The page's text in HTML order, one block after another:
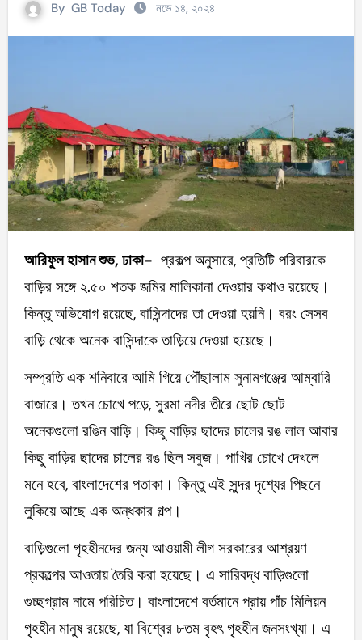
By GB Today নভে ১৪, ২০২৪
আরিফুল হাসান শুভ, ঢাকা- প্রকল্প অনুসারে, প্রতিটি পরিবারকে
বাড়ির সঙ্গে ২.৫০ শতক জমির মালিকানা দেওয়ার কথাও রয়েছে।
কিন্তু অভিযোগ রয়েছে, বাসিন্দাদের তা দেওয়া হয়নি। বরং সেসব
বাড়ি থেকে অনেক বাসিন্দাকে তাড়িয়ে দেওয়া হয়েছে।
সম্প্রতি এক শনিবারে আমি গিয়ে পৌঁছালাম সুনামগঞ্জের আম্বারি
বাজারে। তখন চোখে পড়ে, সুরমা নদীর তীরে ছোট ছোট
অনেকগুলো রঙিন বাড়ি। কিছু বাড়ির ছাদের চালের রঙ লাল আবার
কিছু বাড়ির ছাদের চালের রঙ ছিল সবুজ। পাখির চোখে দেখলে
মনে হবে, বাংলাদেশের পতাকা। কিন্তু এই সুন্দর দৃশ্যের পিছনে
লুকিয়ে আছে এক অন্ধকার গল্প।
বাড়িগুলো গৃহহীনদের জন্য আওয়ামী লীগ সরকারের আশ্রয়ণ
প্রকল্পের আওতায় তৈরি করা হয়েছে। এ সারিবদ্ধ বাড়িগুলো
গুচ্ছগ্রাম নামে পরিচিত। বাংলাদেশে বর্তমানে প্রায় পাঁচ মিলিয়ন
গৃহহীন মানুষ রয়েছে, যা বিশ্বের ৮তম বৃহৎ গৃহহীন জনসংখ্যা। এ